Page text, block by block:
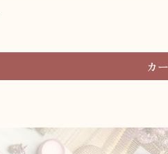
カ